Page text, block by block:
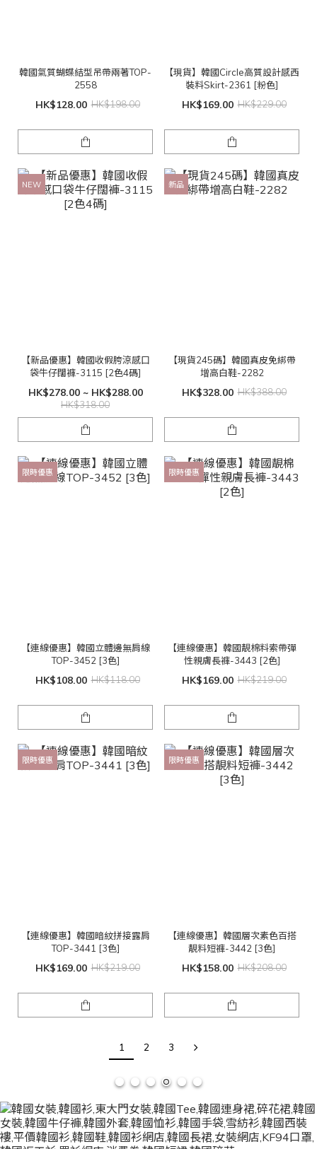
韓國氣質蝴蝶結型吊帶兩著TOP-
2558
HK$128.00 HK$198.00
【現貨】韓國Circle高質設計感西
裝料Skirt-2361 [粉色]
HK$169.00 HK$229.00
NEW
【新品優惠】韓國收假胯涼感口
袋牛仔闊褲-3115 [2色4碼]
HK$278.00 ~ HK$288.00
HK$318.00
新品
【現貨245碼】韓國真皮免綁帶
增高白鞋-2282
HK$328.00 HK$388.00
限時優惠
【連線優惠】韓國立體邊無肩線
TOP-3452 [3色]
HK$108.00 HK$118.00
限時優惠
【連線優惠】韓國靚棉料索帶彈
性親膚長褲-3443 [2色]
HK$169.00 HK$219.00
限時優惠
【連線優惠】韓國暗紋拼接露肩
TOP-3441 [3色]
HK$169.00 HK$219.00
限時優惠
【連線優惠】韓國層次素色百搭
靚料短褲-3442 [3色]
HK$158.00 HK$208.00
1 2 3